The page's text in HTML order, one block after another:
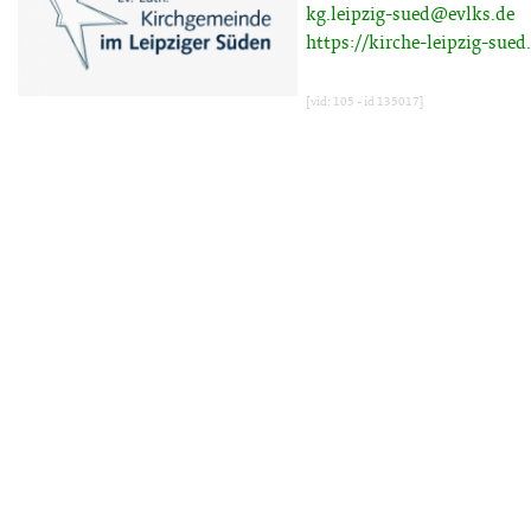
kg.leipzig-sued@evlks.de
https://kirche-leipzig-
[vid: 105 - id 135017]